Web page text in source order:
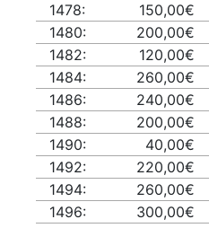
1478:
150,00€
1480:
200,00€
1482:
120,00€
1484:
260,00€
1486:
240,00€
1488:
200,00€
1490:
40,00€
1492:
220,00€
1494:
260,00€
1496:
300,00€